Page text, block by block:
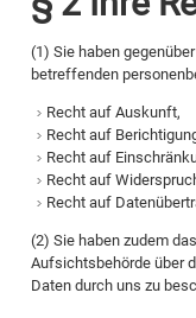
(1) Sie haben
betreffenden
Recht auf Auskunft,
Recht auf
Recht auf
Recht auf
Recht auf
(2) Sie haben zudem
Aufsichtsbehörde über
Daten durch uns zu